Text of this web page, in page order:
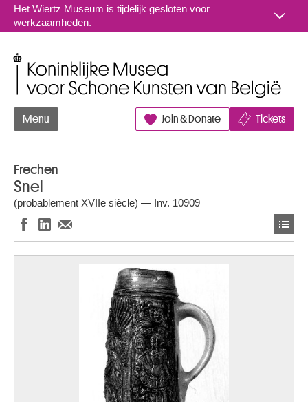
Naar inhoud
Het Wiertz Museum is tijdelijk gesloten voor
werkzaamheden.
Menu Join & Donate Tickets
Frechen
Snel
(probablement XVIIe siècle) — Inv. 10909